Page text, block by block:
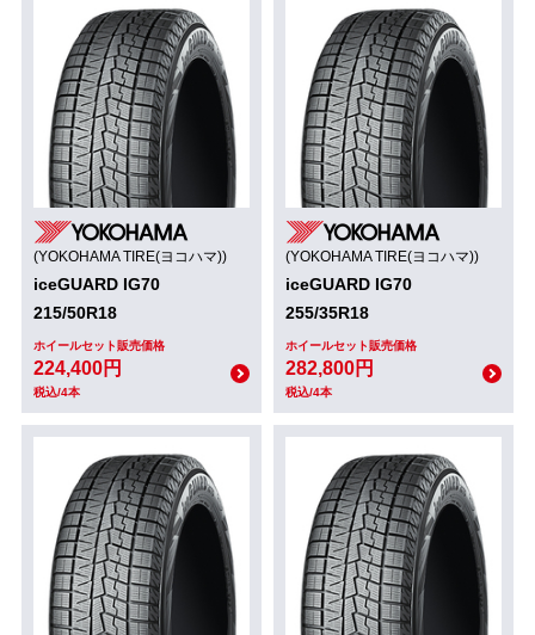
(YOKOHAMA TIRE(ヨコハマ))
iceGUARD IG70
215/50R18
ホイールセット販売価格
224,400円
税込/4本
(YOKOHAMA TIRE(ヨコハマ))
iceGUARD IG70
255/35R18
ホイールセット販売価格
282,800円
税込/4本